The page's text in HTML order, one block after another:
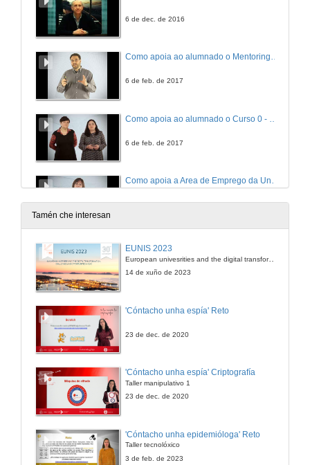
6 de dec. de 2016
Como apoia ao alumnado o Mentoring - Telecomunicación?
6 de feb. de 2017
6 de feb. de 2017
Como apoia a Area de Emprego da Universidade de Vigo ó alumnado?
6 de feb. de 2017
Tamén che interesan
EUNIS 2023
European univesrities and the digital transformation: challenges and opportunities ahead
14 de xuño de 2023
'Cóntacho unha espía' Reto
23 de dec. de 2020
'Cóntacho unha espía' Criptografía
Taller manipulativo 1
23 de dec. de 2020
'Cóntacho unha epidemióloga' Reto
Taller tecnolóxico
3 de feb. de 2023